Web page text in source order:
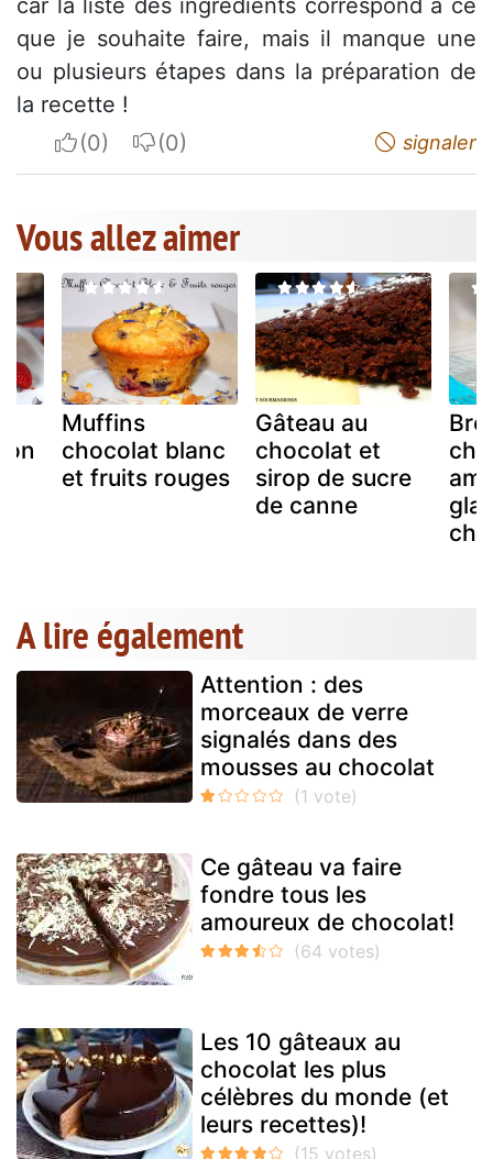
car la liste des ingrédients correspond à ce
que je souhaite faire, mais il manque une
ou plusieurs étapes dans la préparation de
la recette !
I apreciateI do not appreciate signaler
Vous allez aimer
Muffins
chocolat blanc
et fruits rouges
Gâteau au
chocolat et
sirop de sucre
de canne
A lire également
Attention : des
morceaux de verre
signalés dans des
mousses au chocolat
Ce gâteau va faire
fondre tous les
amoureux de chocolat!
Les 10 gâteaux au
chocolat les plus
célèbres du monde (et
leurs recettes)!